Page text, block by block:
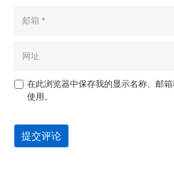
在此浏览器中保存我的显示名称、邮
使用。
提交评论